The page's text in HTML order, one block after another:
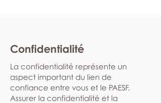
Confidentialité
La confidentialité représente un
aspect important du lien de
confiance entre vous et le PAESF.
Assurer la confidentialité et la